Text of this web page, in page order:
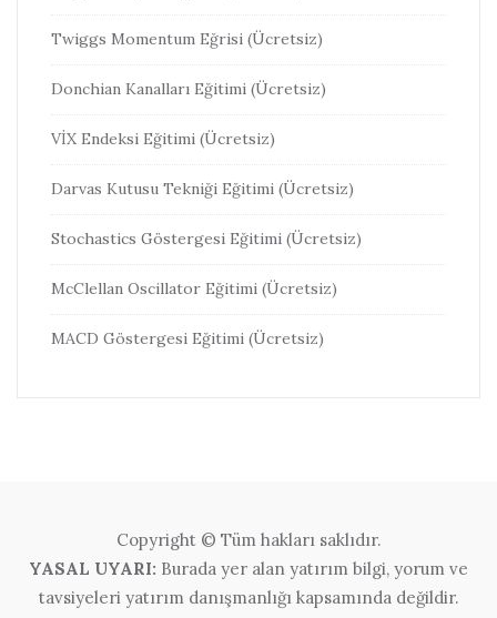
Twiggs Momentum Eğrisi (Ücretsiz)
Donchian Kanalları Eğitimi (Ücretsiz)
VİX Endeksi Eğitimi (Ücretsiz)
Darvas Kutusu Tekniği Eğitimi (Ücretsiz)
Stochastics Göstergesi Eğitimi (Ücretsiz)
McClellan Oscillator Eğitimi (Ücretsiz)
MACD Göstergesi Eğitimi (Ücretsiz)
Copyright © Tüm hakları saklıdır.
YASAL UYARI: Burada yer alan yatırım bilgi, yorum ve
tavsiyeleri yatırım danışmanlığı kapsamında değildir.